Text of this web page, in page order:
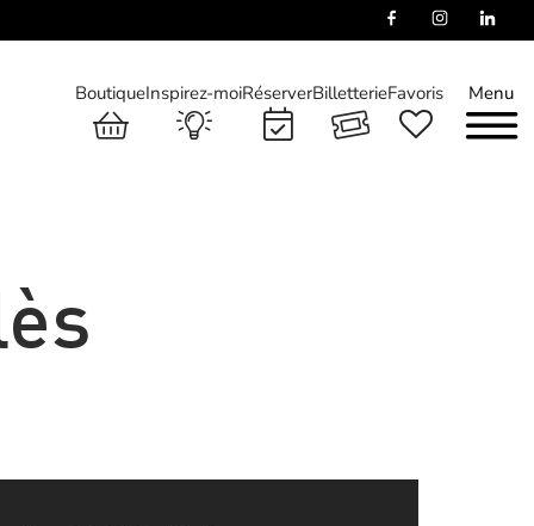
Menu
BoutiqueInspirez-moiRéserverBilletterieFavoris